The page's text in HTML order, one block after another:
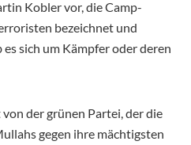
Kobler vor, die Camp-
bezeichnet und
es sich um Kämpfer oder deren
der grünen Partei, der die
gegen ihre mächtigsten